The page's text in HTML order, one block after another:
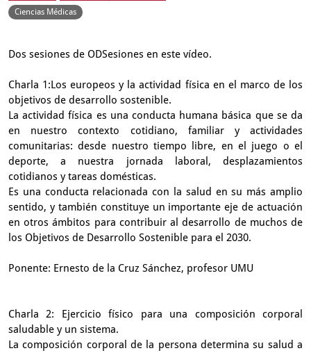
Ciencias Médicas
Dos sesiones de ODSesiones en este vídeo.
Charla 1:Los europeos y la actividad física en el marco de los
objetivos de desarrollo sostenible.
La actividad física es una conducta humana básica que se da
en nuestro contexto cotidiano, familiar y actividades
comunitarias: desde nuestro tiempo libre, en el juego o el
deporte, a nuestra jornada laboral, desplazamientos
cotidianos y tareas domésticas.
Es una conducta relacionada con la salud en su más amplio
sentido, y también constituye un importante eje de actuación
en otros ámbitos para contribuir al desarrollo de muchos de
los Objetivos de Desarrollo Sostenible para el 2030.
Ponente: Ernesto de la Cruz Sánchez, profesor UMU
Charla 2: Ejercicio físico para una composición corporal
saludable y un sistema.
La composición corporal de la persona determina su salud a